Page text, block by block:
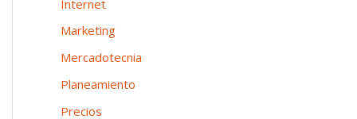
Internet
Marketing
Mercadotecnia
Planeamiento
Precios